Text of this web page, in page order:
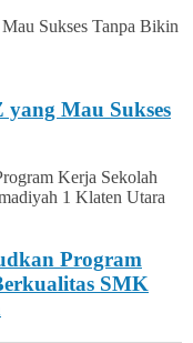
Mau Sukses
Program
SMK